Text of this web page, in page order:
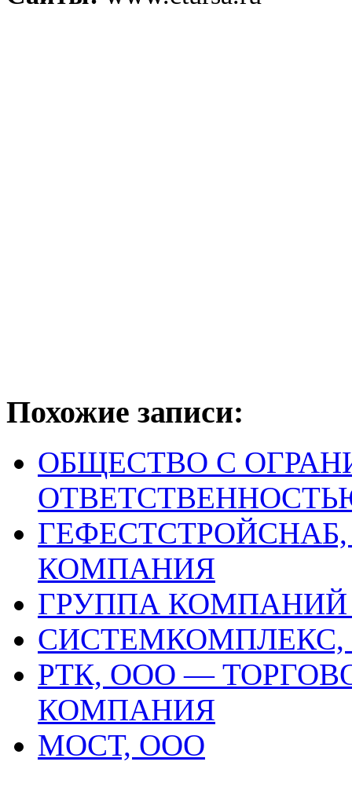
Похожие записи:
ОБЩЕСТВО С
КОМПАНИЯ
ГРУППА КОМПАНИЙ
РТК, ООО —
КОМПАНИЯ
МОСТ, ООО